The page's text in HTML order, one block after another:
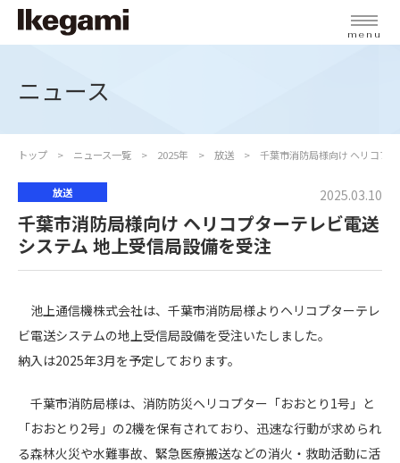
menu
ニュース
トップ ニュース一覧 2025年 放送 千葉市消防局様向け ヘリコプ
放送 2025.03.10
千葉市消防局様向け ヘリコプターテレビ電送
システム 地上受信局設備を受注
池上通信機株式会社は、千葉市消防局様よりヘリコプターテレ
ビ電送システムの地上受信局設備を受注いたしました。
納入は2025年3月を予定しております。
千葉市消防局様は、消防防災ヘリコプター「おおとり1号」と
「おおとり2号」の2機を保有されており、迅速な行動が求められ
る森林火災や水難事故、緊急医療搬送などの消火・救助活動に活